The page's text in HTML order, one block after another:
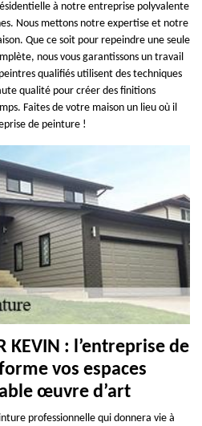
à notre entreprise polyvalente
Nous mettons notre expertise et notre
Que ce soit pour repeindre une seule
nous vous garantissons un travail
qualifiés utilisent des techniques
qualité pour créer des finitions
Faites de votre maison un lieu où il
de peinture !
KEVIN : l’entreprise de
vos espaces
œuvre d’art
professionnelle qui donnera vie à